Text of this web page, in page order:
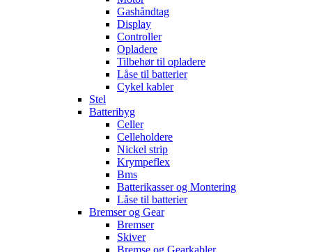
Gashåndtag
Display
Controller
Opladere
Tilbehør til opladere
Låse til batterier
Cykel kabler
Stel
Batteribyg
Celler
Celleholdere
Nickel strip
Krympeflex
Bms
Batterikasser og Montering
Låse til batterier
Bremser og Gear
Bremser
Skiver
Bremse og Gearkabler